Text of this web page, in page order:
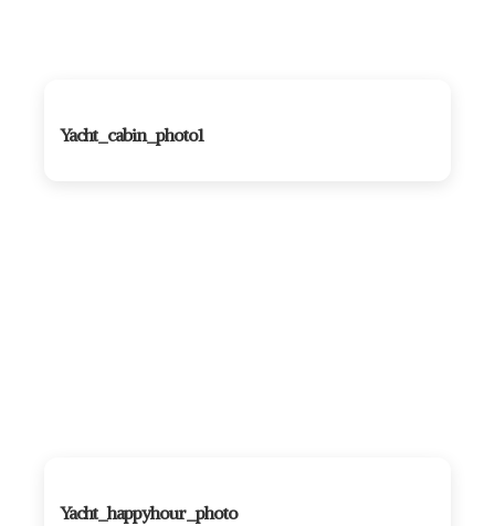
Yacht_cabin_photo1
Yacht_happyhour_photo